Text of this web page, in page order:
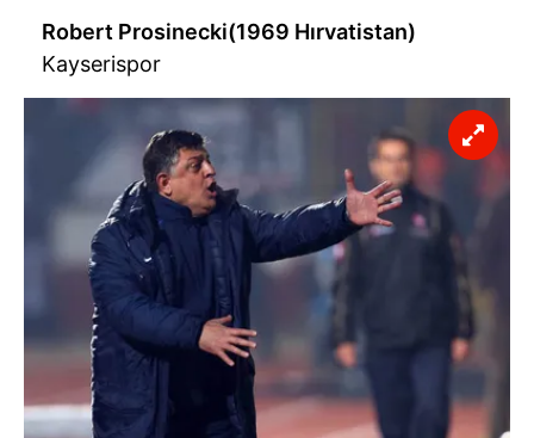
Robert Prosinecki(1969 Hırvatistan)
Kayserispor